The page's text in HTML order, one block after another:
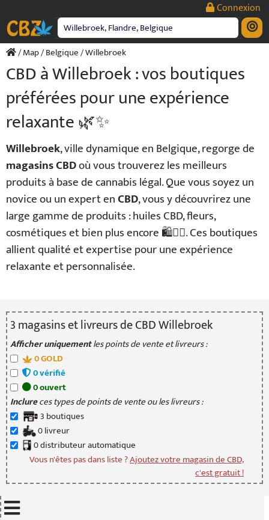
contenu
Connexion
/Map/Belgique/ Willebroek
CBD à Willebroek : vos boutiques
préférées pour une expérience
relaxante 🌿✨
Willebroek, ville dynamique en Belgique, regorge de
magasins CBDoù vous trouverez les meilleurs
produits à base de cannabis légal. Que vous soyez un
novice ou un expert enCBD, vous y découvrirez une
large gamme de produits : huiles CBD, fleurs,
cosmétiques et bien plus encore 🛍️💆‍♀️. Ces boutiques
allient qualité et expertise pour une expérience
relaxante et personnalisée.
3magasinset livreursde CBD Willebroek
Afficher uniquementles points de vente et livreurs :
0GOLD
0vérifié
0ouvert
Inclureces types de points de vente ou les livreurs :
3 boutiques
0livreur
0distributeurautomatique
Vous n'êtes pas dans liste ?Ajoutez votre magasin de CBD,
c'est gratuit !